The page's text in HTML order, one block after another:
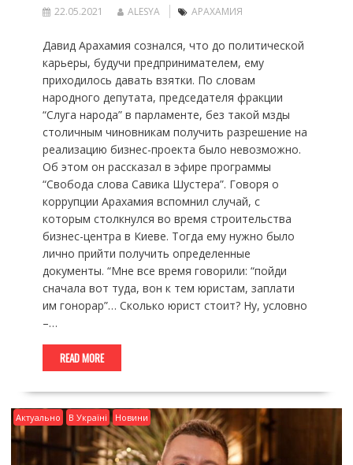
22.05.2021 ALESYA АРАХАМИЯ
Давид Арахамия сознался, что до политической
карьеры, будучи предпринимателем, ему
приходилось давать взятки. По словам
народного депутата, председателя фракции
“Слуга народа” в парламенте, без такой мзды
столичным чиновникам получить разрешение на
реализацию бизнес-проекта было невозможно.
Об этом он рассказал в эфире программы
“Свобода слова Савика Шустера”. Говоря о
коррупции Арахамия вспомнил случай, с
которым столкнулся во время строительства
бизнес-центра в Киеве. Тогда ему нужно было
лично прийти получить определенные
документы. “Мне все время говорили: “пойди
сначала вот туда, вон к тем юристам, заплати
им гонорар”… Сколько юрист стоит? Ну, условно
–…
READ MORE
Актуально В Україні Новини